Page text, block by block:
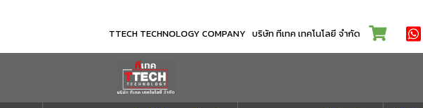
TTECH TECHNOLOGY COMPANY บริษัท ทีเทค เทคโนโลยี จำกัด